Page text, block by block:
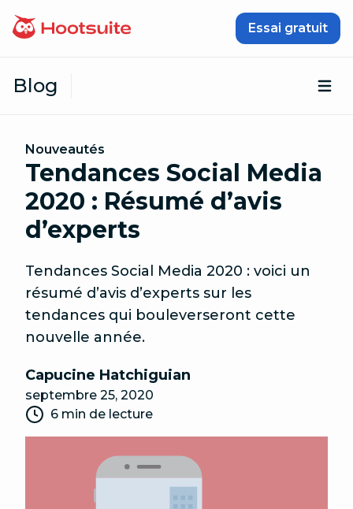
Essai gratuit
Blog
Nouveautés
Tendances Social Media
2020 : Résumé d’avis
d’experts
Tendances Social Media 2020 : voici un
résumé d’avis d’experts sur les
tendances qui bouleverseront cette
nouvelle année.
Capucine Hatchiguian
septembre 25, 2020
6 min de lecture